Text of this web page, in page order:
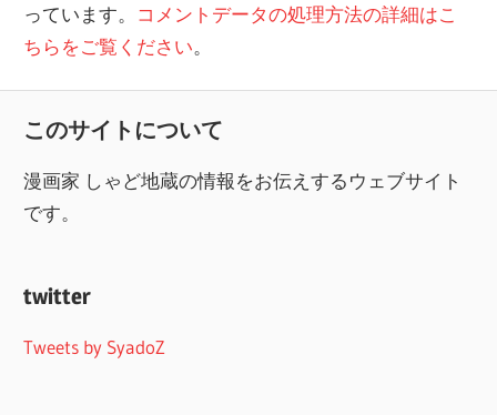
っています。 コメントデータの処理方法の詳細はこ
ちらをご覧ください。
このサイトについて
漫画家 しゃど地蔵の情報をお伝えするウェブサイト
です。
twitter
Tweets by SyadoZ